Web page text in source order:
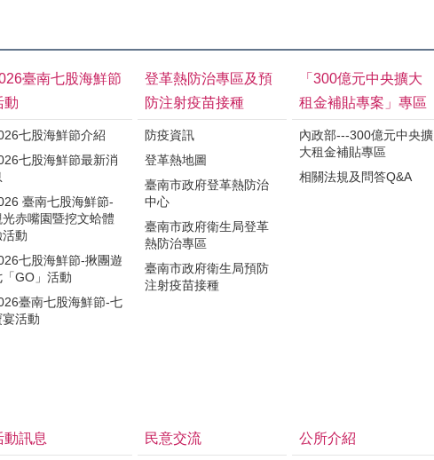
臺南七股海鮮節
動
七股海鮮節介紹
七股海鮮節最新消
臺南七股海鮮節-
光赤嘴園暨挖文蛤體
活動
七股海鮮節-揪團遊
「GO」活動
臺南七股海鮮節-七
宴活動
登革熱防治專區及預
防注射疫苗接種
防疫資訊
登革熱地圖
臺南市政府登革熱防治
中心
臺南市政府衛生局登革
熱防治專區
臺南市政府衛生局預防
注射疫苗接種
「300億元中央擴大
租金補貼專案」專區
內政部---300億元中央擴
大租金補貼專區
相關法規及問答Q&A
動訊息 民意交流 公所介紹